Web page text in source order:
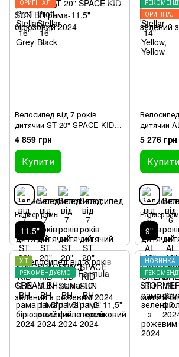
ОРИГІНАЛ
Велосипед від 7 років
дитячий ST 20" SPACE KID
SUN BH рама-11,5"
бірюзовий 2024
4 859 грн
Купити
Размер рамы
11,5"
ОРИГІНАЛ
дитячий
CREAM
рожевим
5 276 грн
Купити
Размер
9"
ХІТ
РЕКОМЕНДУЄМО
НОВИНКА